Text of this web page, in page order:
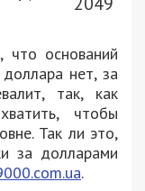
оснований
нет, за
так, как
чтобы
Так ли это,
за долларами
.